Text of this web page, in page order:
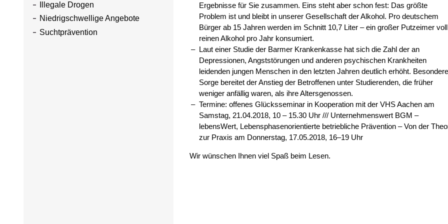
Illegale Drogen
Niedrigschwellige Angebote
Suchtprävention
Ergebnisse für Sie zusammen. Eins steht aber schon fest: Das größte
Problem ist und bleibt in unserer Gesellschaft der Alkohol. Pro deutschem
Bürger ab 15 Jahren werden im Schnitt 10,7 Liter – ein großer Putzeimer
reinen Alkohol pro Jahr konsumiert.
Laut einer Studie der Barmer Krankenkasse hat sich die Zahl der an
Depressionen, Angststörungen und anderen psychischen Krankheiten
leidenden jungen Menschen in den letzten Jahren deutlich erhöht. Besondere
Sorge bereitet der Anstieg der Betroffenen unter Studierenden, die früher
weniger anfällig waren, als ihre Altersgenossen.
Termine: offenes Glücksseminar in Kooperation mit der VHS Aachen am
Samstag, 21.04.2018, 10 – 15.30 Uhr /// Unternehmenswert BGM –
lebensWert, Lebensphasenorientierte betriebliche Prävention – Von der
zur Praxis am Donnerstag, 17.05.2018, 16–19 Uhr
Wir wünschen Ihnen viel Spaß beim Lesen.